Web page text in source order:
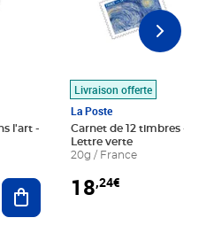
l'art -
Ajouter au panier
Livraison offerte
La Poste
Carnet de 12 timbres - Le
Lettre verte
20g / France
18,24€